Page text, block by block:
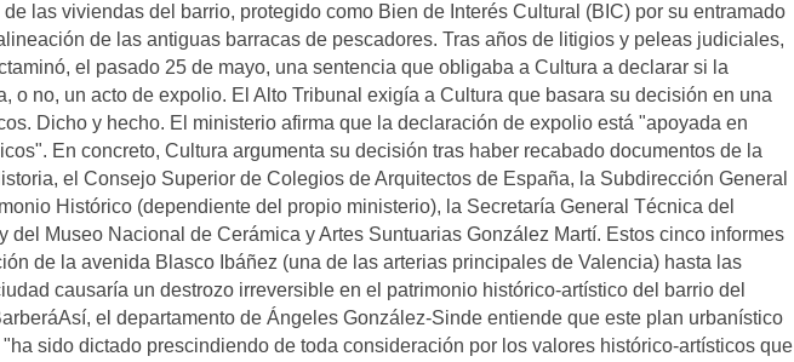
las viviendas del barrio, protegido como Bien de Interés Cultural (BIC) por su entramado
de las antiguas barracas de pescadores. Tras años de litigios y peleas judiciales,
el pasado 25 de mayo, una sentencia que obligaba a Cultura a declarar si la
o no, un acto de expolio. El Alto Tribunal exigía a Cultura que basara su decisión en una
Dicho y hecho. El ministerio afirma que la declaración de expolio está "apoyada en
En concreto, Cultura argumenta su decisión tras haber recabado documentos de la
el Consejo Superior de Colegios de Arquitectos de España, la Subdirección General
Histórico (dependiente del propio ministerio), la Secretaría General Técnica del
del Museo Nacional de Cerámica y Artes Suntuarias González Martí. Estos cinco informes
de la avenida Blasco Ibáñez (una de las arterias principales de Valencia) hasta las
causaría un destrozo irreversible en el patrimonio histórico-artístico del barrio del
el departamento de Ángeles González-Sinde entiende que este plan urbanístico
sido dictado prescindiendo de toda consideración por los valores histórico-artísticos que